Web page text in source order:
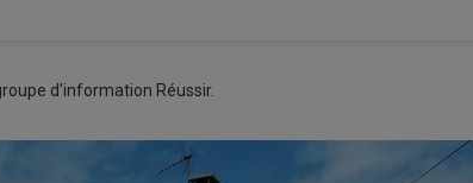
d'information Réussir.